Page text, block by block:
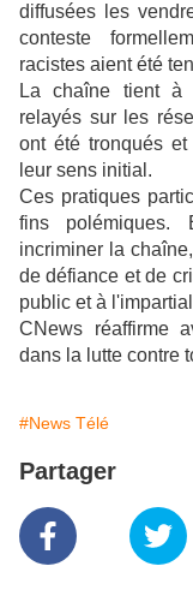
diffusées les
conteste
racistes aient été
La chaîne tient à
relayés sur les
ont été tronqués
leur sens initial.
Ces pratiques
fins polémiques.
incriminer la
de défiance et de
public et à
CNews réaffirme
dans la lutte contre
#News Télé
Partager